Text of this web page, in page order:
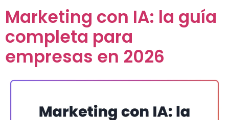
Marketing con IA: la guía
completa para
empresas en 2026